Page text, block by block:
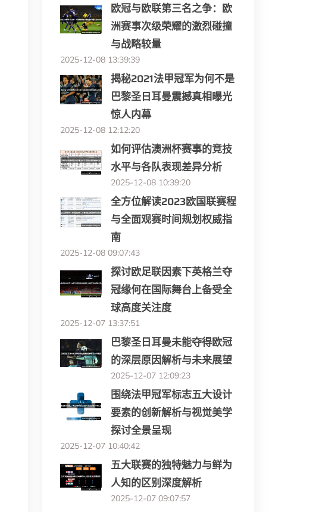
欧冠与欧联第三名之争：欧
洲赛事次级荣耀的激烈碰撞
与战略较量
2025-12-08 13:39:39
揭秘2021法甲冠军为何不是
巴黎圣日耳曼震撼真相曝光
惊人内幕
2025-12-08 12:12:20
如何评估澳洲杯赛事的竞技
水平与各队表现差异分析
2025-12-08 10:39:20
全方位解读2023欧国联赛程
与全面观赛时间规划权威指
南
2025-12-08 09:07:43
探讨欧足联因素下英格兰夺
冠缘何在国际舞台上备受全
球高度关注度
2025-12-07 13:37:51
巴黎圣日耳曼未能夺得欧冠
的深层原因解析与未来展望
2025-12-07 12:09:23
围绕法甲冠军标志五大设计
要素的创新解析与视觉美学
探讨全景呈现
2025-12-07 10:40:42
五大联赛的独特魅力与鲜为
人知的区别深度解析
2025-12-07 09:07:57